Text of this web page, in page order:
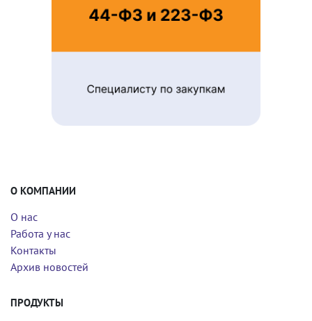
О КОМПАНИИ
О нас
Работа у нас
Контакты
Архив новостей
ПРОДУКТЫ